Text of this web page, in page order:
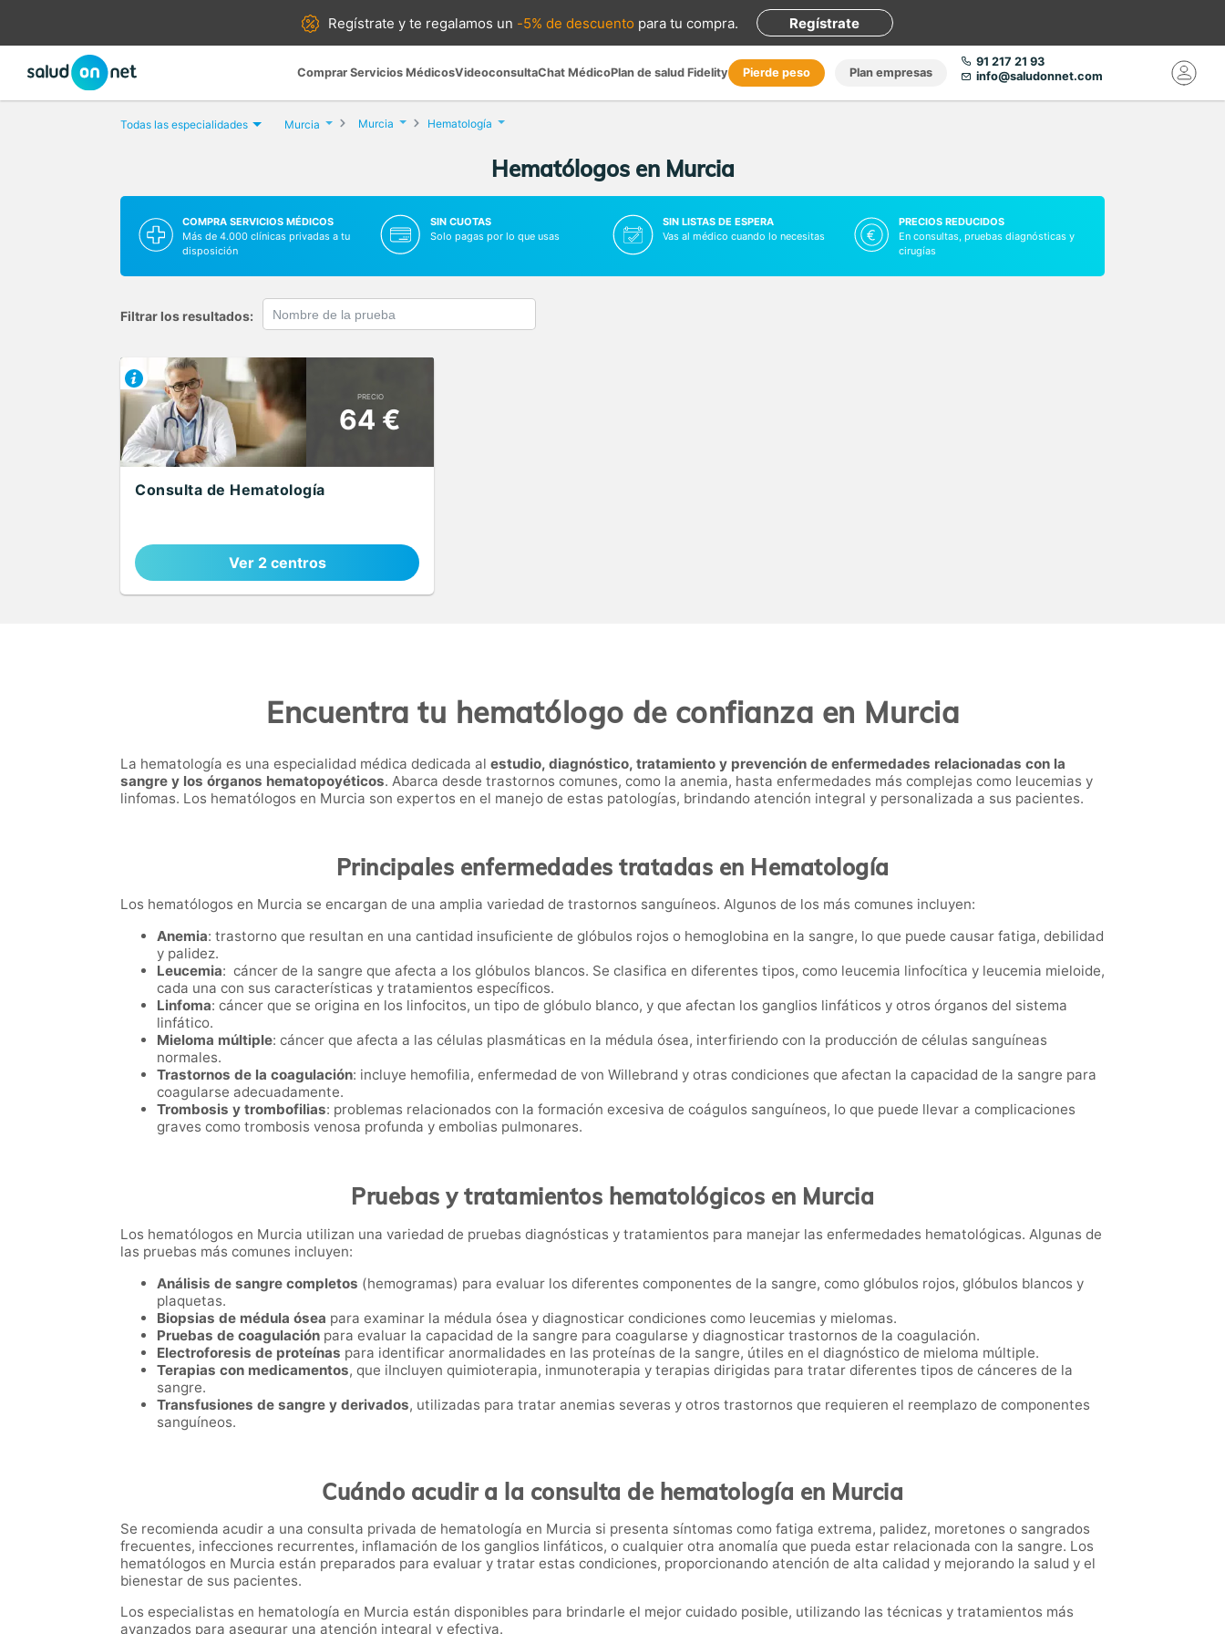
Regístrate yte regalamos un -5% de descuento para tu compra. Regístrate
Comprar Servicios MédicosVideoconsultaChat MédicoPlan de salud Fidelity Pierde peso Plan empresas
91 217 21 93
info@saludonnet.com
Todas las especialidades Murcia Murcia Hematología
Hematólogos en Murcia
COMPRA SERVICIOS MÉDICOS
Más de 4.000 clínicas privadas a tu
disposición
SIN CUOTAS
Solo pagas por lo que usas
SIN LISTAS DE ESPERA
Vas al médico cuando lo necesitas
PRECIOS REDUCIDOS
En consultas, pruebas diagnósticas y
cirugías
Filtrar los resultados:
PRECIO
64 €
Consulta de Hematología
Ver 2 centros
Encuentra tu hematólogo de confianza en Murcia
La hematología es una especialidad médica dedicada al estudio, diagnóstico, tratamiento y prevención de enfermedades relacionadas con la
sangre y los órganos hematopoyéticos. Abarca desde trastornos comunes, como la anemia, hasta enfermedades más complejas como leucemias y
linfomas. Los hematólogos en Murcia son expertos en el manejo de estas patologías, brindando atención integral y personalizada a sus pacientes.
Principales enfermedades tratadas en Hematología
Los hematólogos en Murcia se encargan de una amplia variedad de trastornos sanguíneos. Algunos de los más comunes incluyen:
Anemia: trastorno que resultan en una cantidad insuficiente de glóbulos rojos o hemoglobina en la sangre, lo que puede causar fatiga, debilidad
y palidez.
Leucemia: cáncer de la sangre que afecta a los glóbulos blancos. Se clasifica en diferentes tipos, como leucemia linfocítica y leucemia mieloide,
cada una con sus características y tratamientos específicos.
Linfoma: cáncer que se origina en los linfocitos, un tipo de glóbulo blanco, y que afectan los ganglios linfáticos y otros órganos del sistema
linfático.
Mieloma múltiple: cáncer que afecta a las células plasmáticas en la médula ósea, interfiriendo con la producción de células sanguíneas
normales.
Trastornos de la coagulación: incluye hemofilia, enfermedad de von Willebrand y otras condiciones que afectan la capacidad de la sangre para
coagularse adecuadamente.
Trombosis y trombofilias: problemas relacionados con la formación excesiva de coágulos sanguíneos, lo que puede llevar a complicaciones
graves como trombosis venosa profunda y embolias pulmonares.
Pruebas y tratamientos hematológicos en Murcia
Los hematólogos en Murcia utilizan una variedad de pruebas diagnósticas y tratamientos para manejar las enfermedades hematológicas. Algunas de
las pruebas más comunes incluyen:
Análisis de sangre completos (hemogramas) para evaluar los diferentes componentes de la sangre, como glóbulos rojos, glóbulos blancos y
plaquetas.
Biopsias de médula ósea para examinar la médula ósea y diagnosticar condiciones como leucemias y mielomas.
Pruebas de coagulación para evaluar la capacidad de la sangre para coagularse y diagnosticar trastornos de la coagulación.
Electroforesis de proteínas para identificar anormalidades en las proteínas de la sangre, útiles en el diagnóstico de mieloma múltiple.
Terapias con medicamentos, que iIncluyen quimioterapia, inmunoterapia y terapias dirigidas para tratar diferentes tipos de cánceres de la
sangre.
Transfusiones de sangre y derivados, utilizadas para tratar anemias severas y otros trastornos que requieren el reemplazo de componentes
sanguíneos.
Cuándo acudir a la consulta de hematología en Murcia
Se recomienda acudir a una consulta privada de hematología en Murcia si presenta síntomas como fatiga extrema, palidez, moretones o sangrados
frecuentes, infecciones recurrentes, inflamación de los ganglios linfáticos, o cualquier otra anomalía que pueda estar relacionada con la sangre. Los
hematólogos en Murcia están preparados para evaluar y tratar estas condiciones, proporcionando atención de alta calidad y mejorando la salud y el
bienestar de sus pacientes.
Los especialistas en hematología en Murcia están disponibles para brindarle el mejor cuidado posible, utilizando las técnicas y tratamientos más
avanzados para asegurar una atención integral y efectiva.